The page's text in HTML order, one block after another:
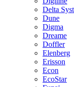
Delta
Dune
Digma
Dreame
Doffler
Elenberg
Erisson
Econ
EcoStar